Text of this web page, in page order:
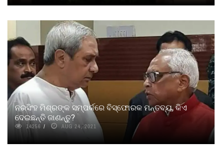
ନରସିଂହ ମିଶ୍ରଙ୍କ ସମ୍ପର୍କରେ ବିସ୍ଫୋରକ ମନ୍ତବ୍ୟ, କିଏ
ଦେଇଛନ୍ତି ଜାଣନ୍ତୁ?
14256 AUG 24, 2021